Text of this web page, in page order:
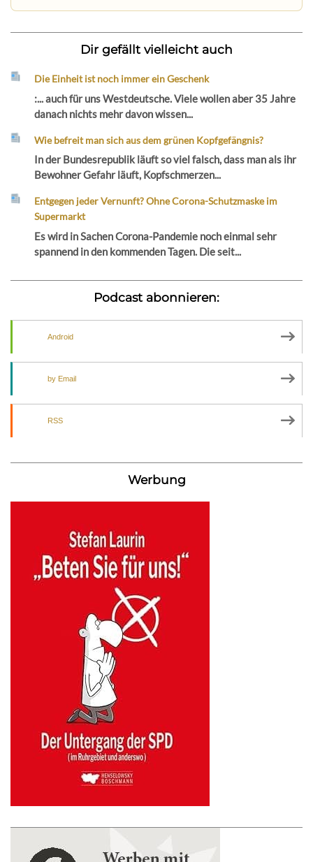
Dir gefällt vielleicht auch
Die Einheit ist noch immer ein Geschenk
:... auch für uns Westdeutsche. Viele wollen aber 35 Jahre
danach nichts mehr davon wissen...
Wie befreit man sich aus dem grünen Kopfgefängnis?
In der Bundesrepublik läuft so viel falsch, dass man als ihr
Bewohner Gefahr läuft, Kopfschmerzen...
Entgegen jeder Vernunft? Ohne Corona-Schutzmaske im
Supermarkt
Es wird in Sachen Corona-Pandemie noch einmal sehr
spannend in den kommenden Tagen. Die seit...
Podcast abonnieren:
Android
by Email
RSS
Werbung